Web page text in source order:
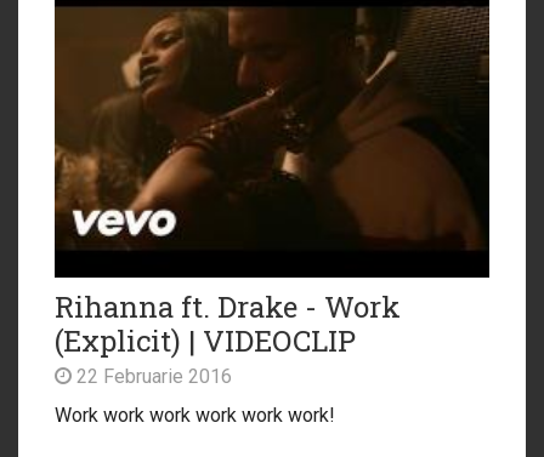
Rihanna ft. Drake - Work
(Explicit) | VIDEOCLIP
22 Februarie 2016
Work work work work work work!